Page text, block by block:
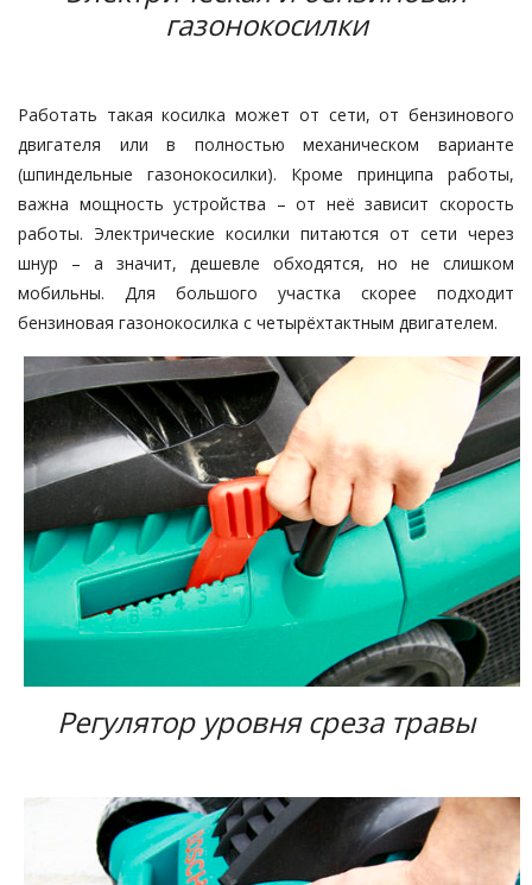
газонокосилки
Работать такая косилка может от сети, от бензинового
двигателя или в полностью механическом варианте
(шпиндельные газонокосилки). Кроме принципа работы,
важна мощность устройства – от неё зависит скорость
работы. Электрические косилки питаются от сети через
шнур – а значит, дешевле обходятся, но не слишком
мобильны. Для большого участка скорее подходит
бензиновая газонокосилка с четырёхтактным двигателем.
Регулятор уровня среза травы